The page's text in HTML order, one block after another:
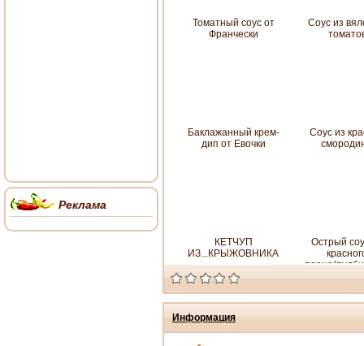
Томатный соус от
Франчески
Соус из
Баклажанный крем-
дип от Евочки
Соус из
КЕТЧУП
ИЗ...КРЫЖОВНИКА
Острый
Информация
Реклама